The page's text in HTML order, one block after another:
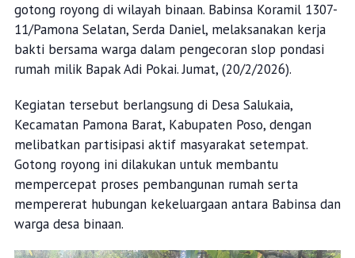
gotong royong di wilayah binaan. Babinsa Koramil 1307-
11/Pamona Selatan, Serda Daniel, melaksanakan kerja
bakti bersama warga dalam pengecoran slop pondasi
rumah milik Bapak Adi Pokai. Jumat, (20/2/2026).
Kegiatan tersebut berlangsung di Desa Salukaia,
Kecamatan Pamona Barat, Kabupaten Poso, dengan
melibatkan partisipasi aktif masyarakat setempat.
Gotong royong ini dilakukan untuk membantu
mempercepat proses pembangunan rumah serta
mempererat hubungan kekeluargaan antara Babinsa dan
warga desa binaan.